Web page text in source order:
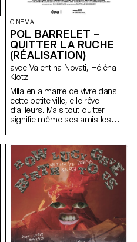
CINEMA
POL BARRELET –
QUITTER LA RUCHE
(RÉALISATION)
avec Valentina Novati, Héléna
Klotz
Mila en a marre de vivre dans
cette petite ville, elle rêve
d’ailleurs. Mais tout quitter
signifie même ses amis les